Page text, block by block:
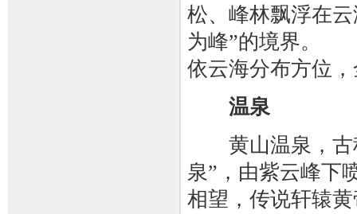
松、峰林飘浮在
为峰”的境界。
依云海分布方位
温泉
黄山温泉，古
泉”，由紫云峰下
相望，传说轩辕